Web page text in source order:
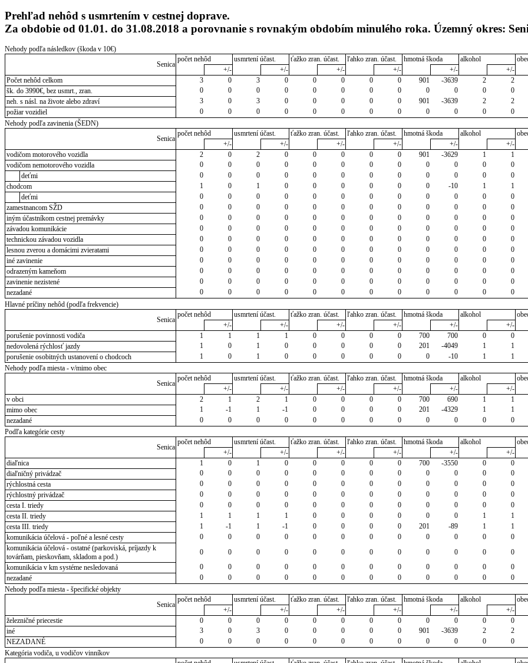
Prehľad nehôd s usmrtením v cestnej doprave.
Za obdobie od 01.01. do 31.08.2018 a porovnanie s rovnakým obdobím minulého roka. Územný okres:
Nehody podľa následkov (škoda v 10€)
Senica
počet nehôd usmrtení účast. ťažko zran. účast. ľahko zran. účast. hmotná škoda alkohol
+/-
+/- +/- +/- +/- +/-
Počet nehôd celkom
3 0 3 0 0 0 0 0 901 -3639 2 2
šk. do 3990€, bez usmrt., zran.
0 0 0 0 0 0 0 0 0 0 0 0
neh. s násl. na živote alebo zdraví
3 0 3 0 0 0 0 0 901 -3639 2 2
požiar vozidiel
0 0 0 0 0 0 0 0 0 0 0 0
Nehody podľa zavinenia (ŠEDN)
Senica
počet nehôd usmrtení účast. ťažko zran. účast. ľahko zran. účast. hmotná škoda alkohol
+/-
+/- +/- +/- +/- +/-
vodičom motorového vozidla
2 0 2 0 0 0 0 0 901 -3629 1 1
vodičom nemotorového vozidla
0 0 0 0 0 0 0 0 0 0 0 0
deťmi
0 0 0 0 0 0 0 0 0 0 0 0
chodcom
1 0 1 0 0 0 0 0 0 -10 1 1
deťmi
0 0 0 0 0 0 0 0 0 0 0 0
zamestnancom SŽD
0 0 0 0 0 0 0 0 0 0 0 0
iným účastníkom cestnej premávky
0 0 0 0 0 0 0 0 0 0 0 0
závadou komunikácie
0 0 0 0 0 0 0 0 0 0 0 0
technickou závadou vozidla
0 0 0 0 0 0 0 0 0 0 0 0
lesnou zverou a domácimi zvieratami
0 0 0 0 0 0 0 0 0 0 0 0
iné zavinenie
0 0 0 0 0 0 0 0 0 0 0 0
odrazeným kameňom
0 0 0 0 0 0 0 0 0 0 0 0
zavinenie nezistené
0 0 0 0 0 0 0 0 0 0 0 0
nezadané
0 0 0 0 0 0 0 0 0 0 0 0
Hlavné príčiny nehôd (podľa frekvencie)
Senica
počet nehôd usmrtení účast. ťažko zran. účast. ľahko zran. účast. hmotná škoda alkohol
+/-
+/- +/- +/- +/- +/-
porušenie povinnosti vodiča
1 1 1 1 0 0 0 0 700 700 0 0
nedovolená rýchlosť jazdy
1 0 1 0 0 0 0 0 201 -4049 1 1
porušenie osobitných ustanovení o chodcoch
1 0 1 0 0 0 0 0 0 -10 1 1
Nehody podľa miesta - v/mimo obec
Senica
počet nehôd usmrtení účast. ťažko zran. účast. ľahko zran. účast. hmotná škoda alkohol
+/-
+/- +/- +/- +/- +/-
v obci
2 1 2 1 0 0 0 0 700 690 1 1
mimo obec
1 -1 1 -1 0 0 0 0 201 -4329 1 1
nezadané
0 0 0 0 0 0 0 0 0 0 0 0
Podľa kategórie cesty
Senica
počet nehôd usmrtení účast. ťažko zran. účast. ľahko zran. účast. hmotná škoda alkohol
+/-
+/- +/- +/- +/- +/-
diaľnica
1 0 1 0 0 0 0 0 700 -3550 0 0
diaľničný privádzač
0 0 0 0 0 0 0 0 0 0 0 0
rýchlostná cesta
0 0 0 0 0 0 0 0 0 0 0 0
rýchlostný privádzač
0 0 0 0 0 0 0 0 0 0 0 0
cesta I. triedy
0 0 0 0 0 0 0 0 0 0 0 0
cesta II. triedy
1 1 1 1 0 0 0 0 0 0 1 1
cesta III. triedy
1 -1 1 -1 0 0 0 0 201 -89 1 1
komunikácia účelová - poľné a lesné cesty
0 0 0 0 0 0 0 0 0 0 0 0
komunikácia účelová - ostatné (parkoviská, príjazdy k
továrňam, pieskovňam, skladom a pod.)
0 0 0 0 0 0 0 0 0 0 0 0
komunikácia v km systéme nesledovaná
0 0 0 0 0 0 0 0 0 0 0 0
nezadané
0 0 0 0 0 0 0 0 0 0 0 0
Nehody podľa miesta - špecifické objekty
Senica
počet nehôd usmrtení účast. ťažko zran. účast. ľahko zran. účast. hmotná škoda alkohol
+/-
+/- +/- +/- +/- +/-
železničné priecestie
0 0 0 0 0 0 0 0 0 0 0 0
iné
3 0 3 0 0 0 0 0 901 -3639 2 2
NEZADANÉ
0 0 0 0 0 0 0 0 0 0 0 0
Kategória vodiča, u vodičov vinníkov